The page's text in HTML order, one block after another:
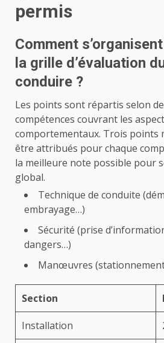
permis
Comment
la grille d’évaluation
conduire ?
Les points sont répartis selon
compétences couvrant les
comportementaux. Trois points
être attribués pour chaque
la meilleure note possible pour
global.
Technique de conduite
embrayage…)
Sécurité (prise
dangers…)
Manœuvres
Section
Installation